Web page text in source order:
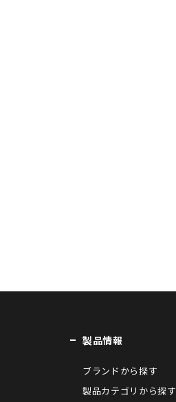
製品情報
ブランドから探す
製品カテゴリから探す